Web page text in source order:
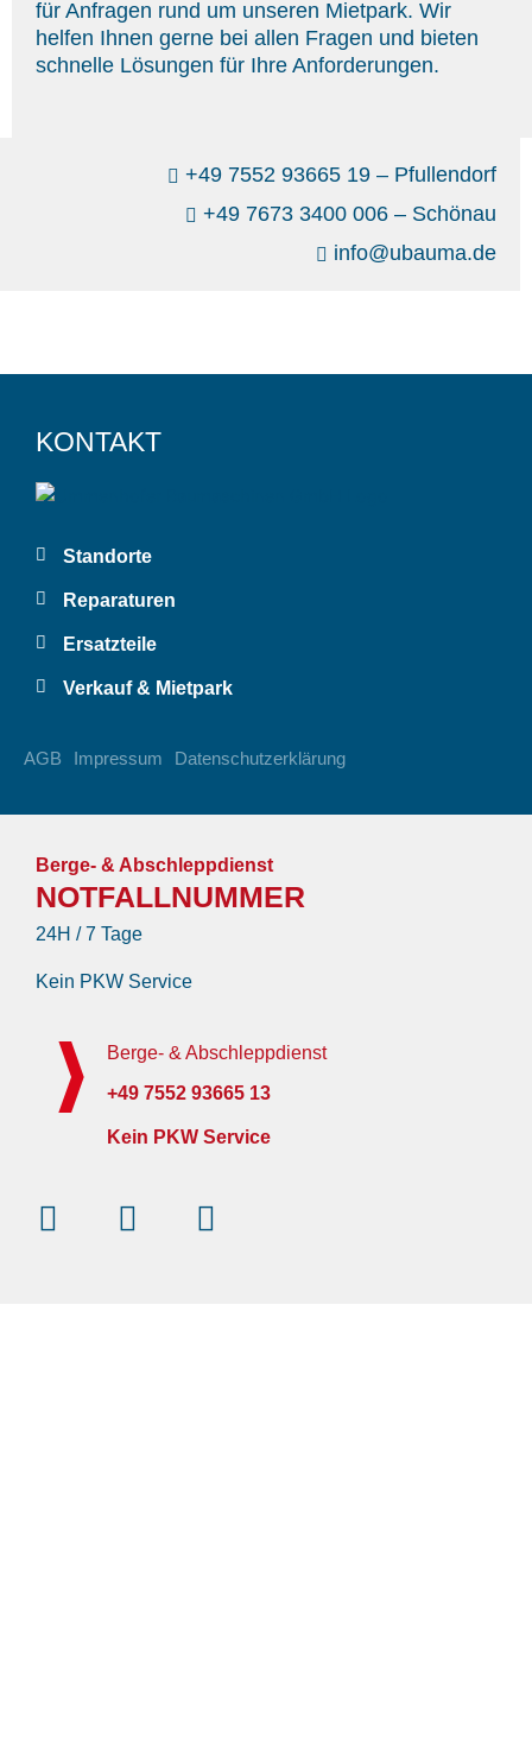
für Anfragen rund um unseren Mietpark. Wir
helfen Ihnen gerne bei allen Fragen und bieten
schnelle Lösungen für Ihre Anforderungen.
+49 7552 93665 19 – Pfullendorf
+49 7673 3400 006 – Schönau
info@ubauma.de
KONTAKT
Standorte
Reparaturen
Ersatzteile
Verkauf & Mietpark
AGB Impressum Datenschutzerklärung
Berge- & Abschleppdienst
NOTFALLNUMMER
24H / 7 Tage
Kein PKW Service
Berge- & Abschleppdienst
+49 7552 93665 13
Kein PKW Service
InstagramFacebook-
f
Youtube